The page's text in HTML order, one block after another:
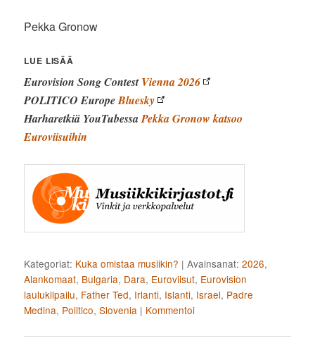
Pekka Gronow
LUE LISÄÄ
Eurovision Song Contest Vienna 2026
POLITICO EuropeBluesky
Harharetkiä YouTubessaPekka Gronow katsoo
Euroviisuihin
Kategoriat: Kuka omistaa musiikin? |Avainsanat: 2026,
Alankomaat, Bulgaria, Dara, Euroviisut, Eurovision
laulukilpailu, Father Ted, Irlanti, Islanti, Israel, Padre
Medina, Politico,Slovenia | Kommentoi